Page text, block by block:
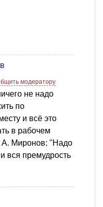
модератору
не надо
по
и всё это
в рабочем
А. Миронов: "Надо
вся премудрость